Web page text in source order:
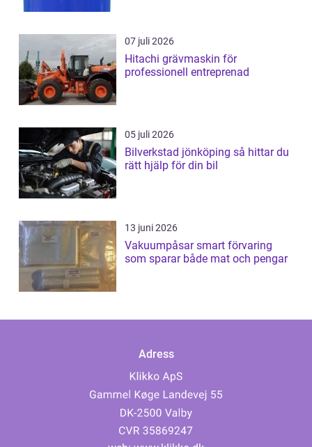
07 juli 2026
Hitachi grävmaskin för
professionell entreprenad
05 juli 2026
Bilverkstad jönköping så hittar du
rätt hjälp för din bil
13 juni 2026
Vakuumpåsar smart förvaring
som sparar både mat och pengar
Adress